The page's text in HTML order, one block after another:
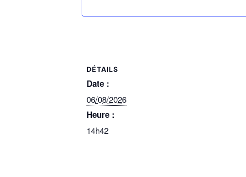
DÉTAILS
Date :
06/08/2026
Heure :
14h42